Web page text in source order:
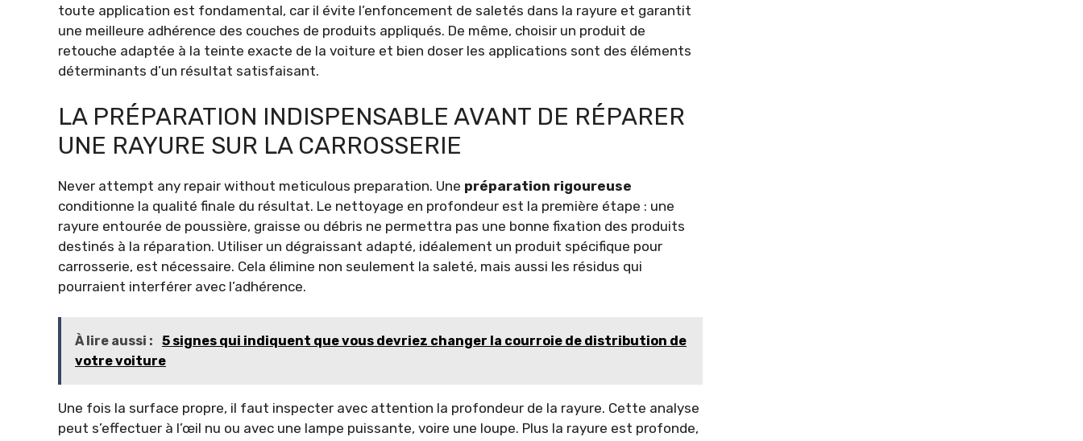
toute application est fondamental, car il évite l’enfoncement de saletés dans la rayure et garantit
une meilleure adhérence des couches de produits appliqués. De même, choisir un produit de
retouche adaptée à la teinte exacte de la voiture et bien doser les applications sont des éléments
déterminants d’un résultat satisfaisant.
LA PRÉPARATION INDISPENSABLE AVANT DE RÉPARER
UNE RAYURE SUR LA CARROSSERIE
Never attempt any repair without meticulous preparation. Une préparation rigoureuse
conditionne la qualité finale du résultat. Le nettoyage en profondeur est la première étape : une
rayure entourée de poussière, graisse ou débris ne permettra pas une bonne fixation des produits
destinés à la réparation. Utiliser un dégraissant adapté, idéalement un produit spécifique pour
carrosserie, est nécessaire. Cela élimine non seulement la saleté, mais aussi les résidus qui
pourraient interférer avec l’adhérence.
À lire aussi :
5 signes qui indiquent que vous devriez changer la courroie de distribution de
votre voiture
Une fois la surface propre, il faut inspecter avec attention la profondeur de la rayure. Cette analyse
peut s’effectuer à l’œil nu ou avec une lampe puissante, voire une loupe. Plus la rayure est profonde,